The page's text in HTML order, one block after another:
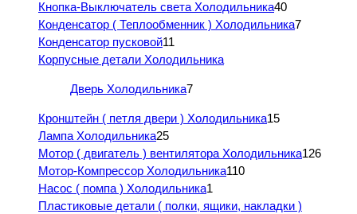
Кнопка-Выключатель света Холодильника40
Конденсатор ( Теплообменник ) Холодильника7
Конденсатор пусковой11
Корпусные детали Холодильника
Дверь Холодильника7
Кронштейн ( петля двери ) Холодильника15
Лампа Холодильника25
Мотор ( двигатель ) вентилятора Холодильника126
Мотор-Компрессор Холодильника110
Насос ( помпа ) Холодильника1
Пластиковые детали ( полки, ящики, накладки )